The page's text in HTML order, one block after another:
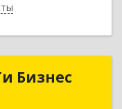
Бизнес
Бизнес